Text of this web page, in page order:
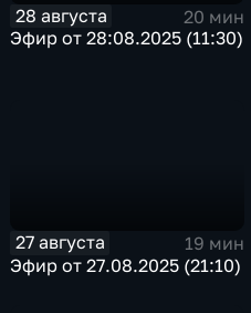
28 августа
20 мин
Эфир от 28:08.2025 (11:30)
27 августа
19 мин
Эфир от 27.08.2025 (21:10)